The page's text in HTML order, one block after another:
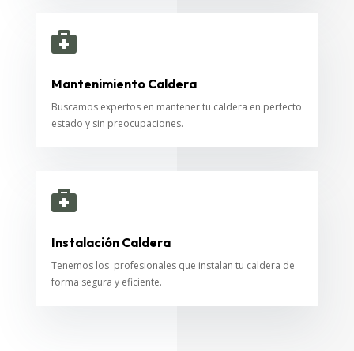

Mantenimiento Caldera
Buscamos expertos en mantener tu caldera en perfecto
estado y sin preocupaciones.

Instalación Caldera
Tenemos los profesionales que instalan tu caldera de
forma segura y eficiente.